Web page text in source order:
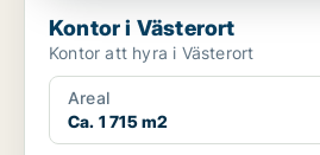
Kontor i Västerort
Kontor att hyra i Västerort
Areal
Ca. 1 715 m2